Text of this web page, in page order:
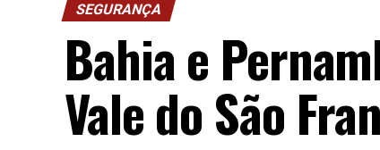
SEGURANÇA
Bahia e
Vale do São